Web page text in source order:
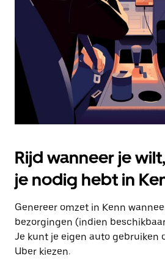
Escape
agenda
te
sluiten.
Rijd wanneer je
je nodig hebt in
Genereer omzet in Kenn
bezorgingen (indien
Je kunt je eigen auto gebruiken
Uber kiezen.